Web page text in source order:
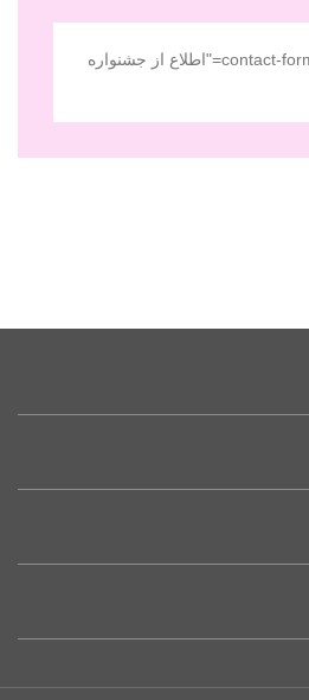
[contact-form-7 id="10120" title="اطلاع از جشنواره